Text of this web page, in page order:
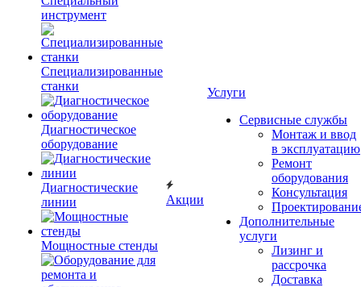
инструмент
Специализированные
станки
Диагностическое
оборудование
Диагностические
линии
Мощностные стенды
Акции
Услуги
Сервисные службы
Монтаж и ввод
в эксплуатацию
Ремонт
оборудования
Консультация
Дополнительные
услуги
Лизинг и
рассрочка
Доставка